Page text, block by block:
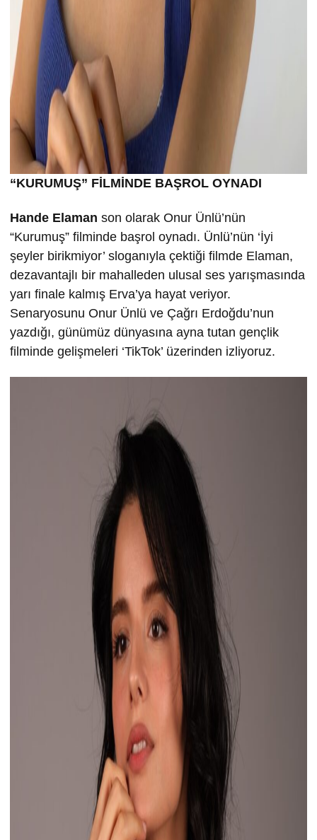
“KURUMUŞ” FİLMİNDE BAŞROL OYNADI
Hande Elaman son olarak Onur Ünlü’nün
“Kurumuş” filminde başrol oynadı. Ünlü’nün ‘İyi
şeyler birikmiyor’ sloganıyla çektiği filmde Elaman,
dezavantajlı bir mahalleden ulusal ses yarışmasında
yarı finale kalmış Erva’ya hayat veriyor.
Senaryosunu Onur Ünlü ve Çağrı Erdoğdu’nun
yazdığı, günümüz dünyasına ayna tutan gençlik
filminde gelişmeleri ‘TikTok’ üzerinden izliyoruz.